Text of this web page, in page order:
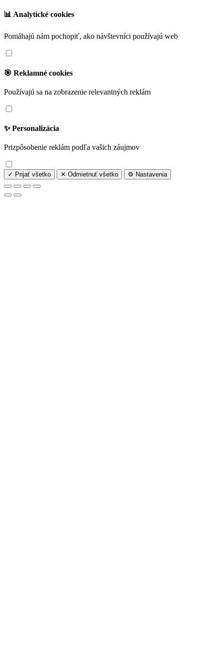
📊 Analytické cookies
Pomáhajú nám pochopiť, ako návštevníci používajú web
🎯 Reklamné cookies
Používajú sa na zobrazenie relevantných reklám
✨ Personalizácia
Prizpôsobenie reklám podľa vašich záujmov
✓ Prijať všetko ✕ Odmietnuť všetko ⚙️ Nastavenia